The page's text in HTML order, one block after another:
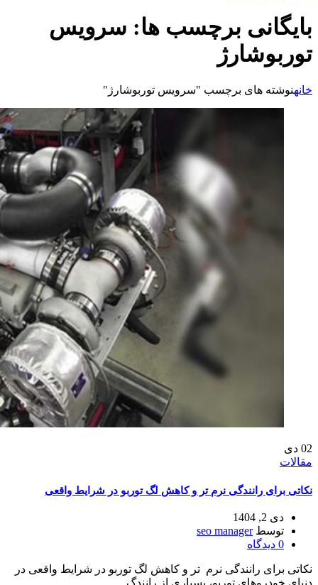
بایگانی برچسب ها: سرویس
توربوشارژ
خانهنوشته های برچسب "سرویس توربوشارژ"
02 دی
مقالات
نکاتی برای رانندگی نرم‌ تر و کاهش لگ توربو در شرایط واقعی
دی 2, 1404
توسط seo manager
0 دیدگاه
نکاتی برای رانندگی نرم تر و کاهش لگ توربو در شرایط واقعی در